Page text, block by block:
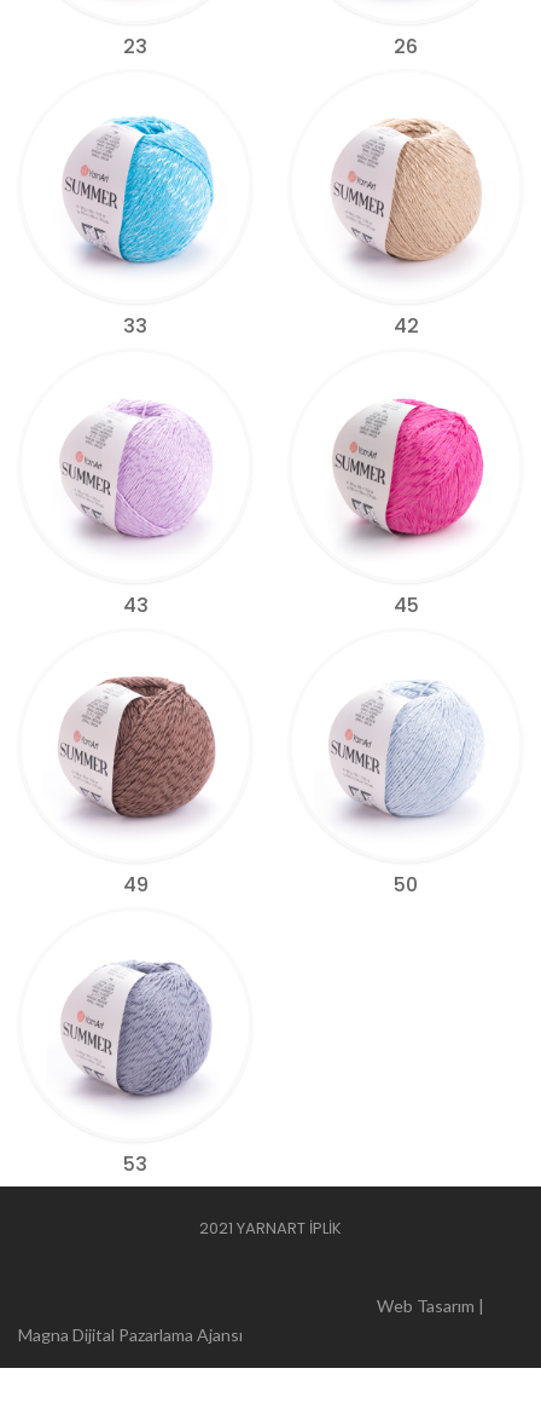
23 26
33 42
43 45
49 50
53
2021 YARNART İPLİK
Web Tasarım |
Magna Dijital Pazarlama Ajansı